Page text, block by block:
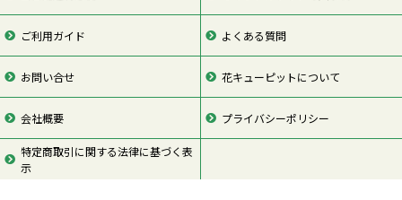
ご利用ガイド よくある質問
お問い合せ 花キューピットについて
会社概要 プライバシーポリシー
特定商取引に関する法律に基づく表
示